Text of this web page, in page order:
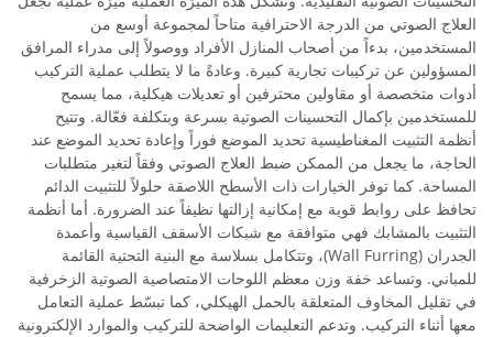
العلاج الصوتي من الدرجة الاحترافية متاحاً لمجموعة أوسع من
المستخدمين، بدءاً من أصحاب المنازل الأفراد ووصولاً إلى مدراء المرافق
المسؤولين عن تركيبات تجارية كبيرة. وعادةً ما لا يتطلب عملية التركيب
أدوات متخصصة أو مقاولين محترفين أو تعديلات هيكلية، مما يسمح
للمستخدمين بإكمال التحسينات الصوتية بسرعة وبتكلفة فعّالة. وتتيح
أنظمة التثبيت المغناطيسية تحديد الموضع فوراً وإعادة تحديد الموضع عند
الحاجة، ما يجعل من الممكن ضبط العلاج الصوتي وفقاً لتغير متطلبات
المساحة. كما توفر الخيارات ذات الأسطح اللاصقة حلولاً للتثبيت الدائم
تحافظ على روابط قوية مع إمكانية إزالتها نظيفاً عند الضرورة. أما أنظمة
التثبيت بالمشابك فهي متوافقة مع شبكات الأسقف القياسية وأعمدة
الجدران (Wall Furring)، وتتكامل بسلاسة مع البنية التحتية القائمة
للمباني. وتساعد خفة وزن معظم اللوحات الامتصاصية الصوتية الزخرفية
في تقليل المخاوف المتعلقة بالحمل الهيكلي، كما تبسّط عملية التعامل
معها أثناء التركيب. وتدعم التعليمات الواضحة للتركيب والموارد الإلكترونية